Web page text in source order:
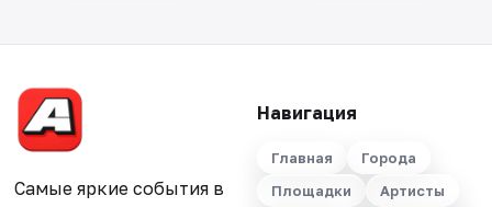
Самые яркие события в
Навигация
Главная
Города
Площадки
Артисты